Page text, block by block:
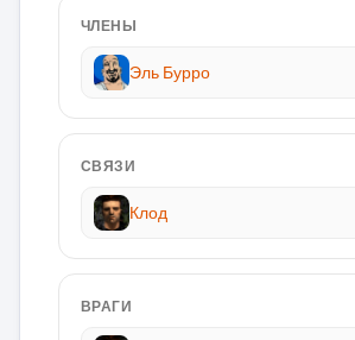
ЧЛЕНЫ
Эль Бурро
СВЯЗИ
Клод
ВРАГИ